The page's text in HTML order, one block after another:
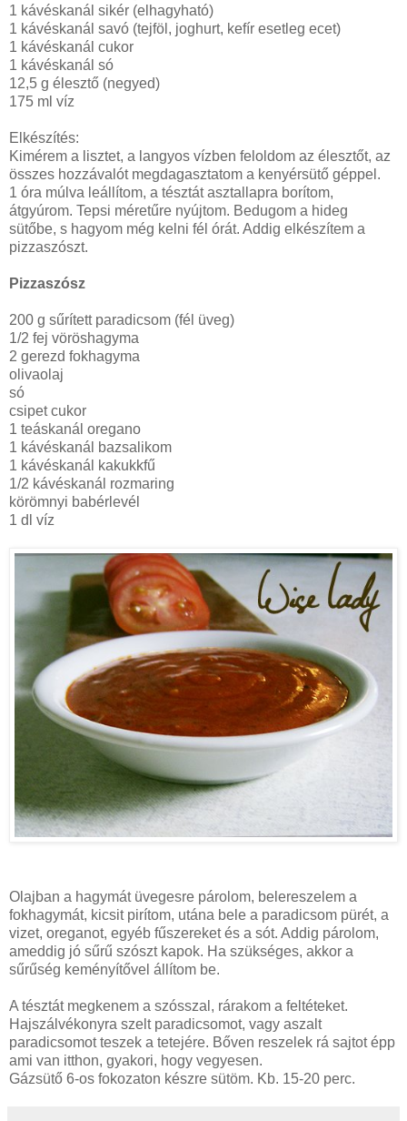
1 kávéskanál sikér (elhagyható)
1 kávéskanál savó (tejföl, joghurt, kefír esetleg ecet)
1 kávéskanál cukor
1 kávéskanál só
12,5 g élesztő (negyed)
175 ml víz
Elkészítés:
Kimérem a lisztet, a langyos vízben feloldom az élesztőt, az
összes hozzávalót megdagasztatom a kenyérsütő géppel.
1 óra múlva leállítom, a tésztát asztallapra borítom,
átgyúrom. Tepsi méretűre nyújtom. Bedugom a hideg
sütőbe, s hagyom még kelni fél órát. Addig elkészítem a
pizzaszószt.
Pizzaszósz
200 g sűrített paradicsom (fél üveg)
1/2 fej vöröshagyma
2 gerezd fokhagyma
olivaolaj
só
csipet cukor
1 teáskanál oregano
1 kávéskanál bazsalikom
1 kávéskanál kakukkfű
1/2 kávéskanál rozmaring
körömnyi babérlevél
1 dl víz
Olajban a hagymát üvegesre párolom, belereszelem a
fokhagymát, kicsit pirítom, utána bele a paradicsom pürét, a
vizet, oreganot, egyéb fűszereket és a sót. Addig párolom,
ameddig jó sűrű szószt kapok. Ha szükséges, akkor a
sűrűség keményítővel állítom be.
A tésztát megkenem a szósszal, rárakom a feltéteket.
Hajszálvékonyra szelt paradicsomot, vagy aszalt
paradicsomot teszek a tetejére. Bőven reszelek rá sajtot épp
ami van itthon, gyakori, hogy vegyesen.
Gázsütő 6-os fokozaton készre sütöm. Kb. 15-20 perc.